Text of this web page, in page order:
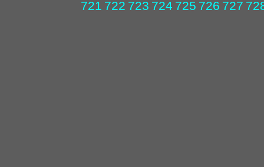
721 722 723 724 725 726 727